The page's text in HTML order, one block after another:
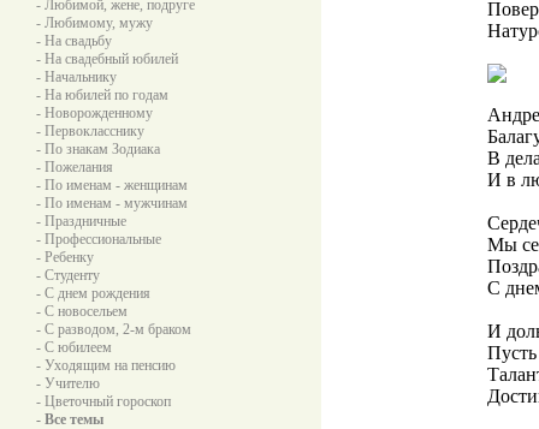
- Любимой, жене, подруге
- Любимому, мужу
- На свадьбу
- На свадебный юбилей
- Начальнику
- На юбилей по годам
- Новорожденному
- Первокласснику
- По знакам Зодиака
- Пожелания
- По именам - женщинам
- По именам - мужчинам
- Праздничные
- Профессиональные
- Ребенку
- Студенту
- С днем рождения
- С новосельем
- С разводом, 2-м браком
- С юбилеем
- Уходящим на пенсию
- Учителю
- Цветочный гороскоп
- Все темы
В
И в
Мы
С
И